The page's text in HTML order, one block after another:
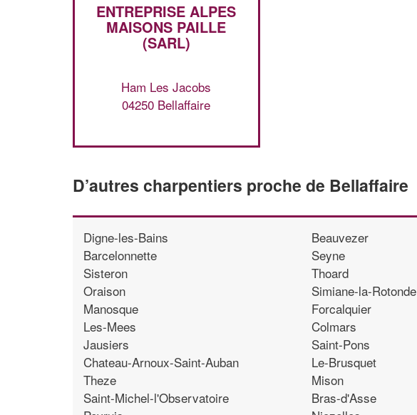
ENTREPRISE ALPES
MAISONS PAILLE
(SARL)
Ham Les Jacobs
04250 Bellaffaire
D’autres charpentiers proche de Bellaffaire
Digne-les-Bains
Barcelonnette
Sisteron
Oraison
Manosque
Les-Mees
Jausiers
Chateau-Arnoux-Saint-Auban
Theze
Saint-Michel-l'Observatoire
Beauvezer
Seyne
Thoard
Simiane-la-Rotonde
Forcalquier
Colmars
Saint-Pons
Le-Brusquet
Mison
Bras-d'Asse